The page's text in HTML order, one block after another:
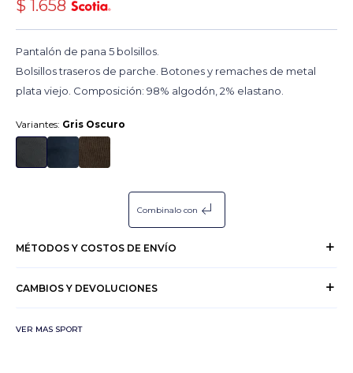
$ 1.658
Pantalón de pana 5 bolsillos.
Bolsillos traseros de parche. Botones y remaches de metal
plata viejo. Composición: 98% algodón, 2% elastano.
Variantes: Gris Oscuro
Combinalo con subdirectory_arrow_left
MÉTODOS Y COSTOS DE ENVÍO
CAMBIOS Y DEVOLUCIONES
VER MAS SPORT